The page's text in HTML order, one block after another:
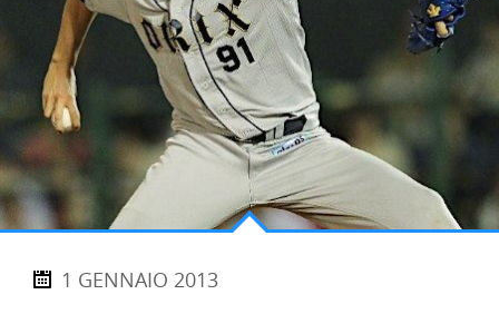
1 GENNAIO 2013